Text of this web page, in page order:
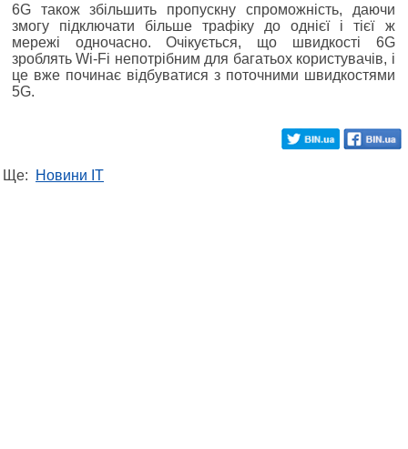
6G також збільшить пропускну спроможність, даючи
змогу підключати більше трафіку до однієї і тієї ж
мережі одночасно. Очікується, що швидкості 6G
зроблять Wi-Fi непотрібним для багатьох користувачів, і
це вже починає відбуватися з поточними швидкостями
5G.
Ще: Новини IT